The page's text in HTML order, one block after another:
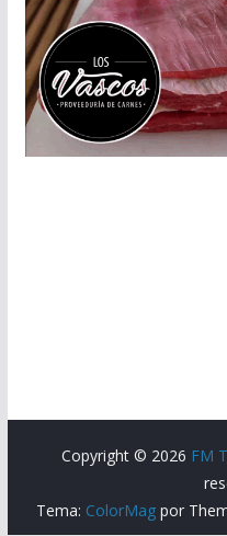
Copyright © 2026 FM
Tema: ColorMag por